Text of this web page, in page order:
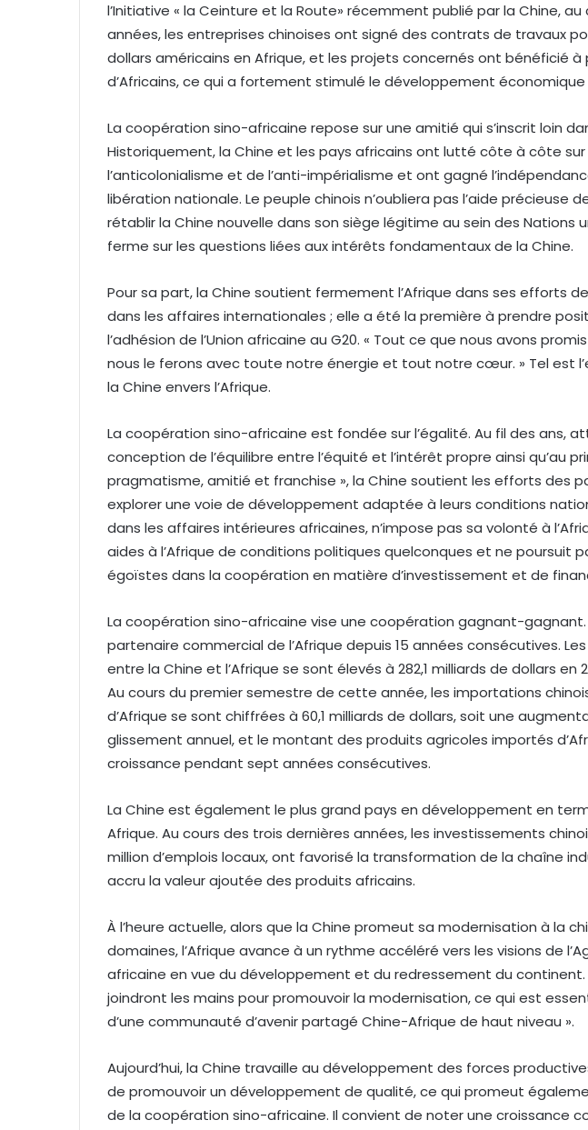
l’Initiative « la Ceinture et la Route» récemment publié par la Chine, au
années, les entreprises chinoises ont signé des contrats de travaux
dollars américains en Afrique, et les projets concernés ont bénéficié à
d’Africains, ce qui a fortement stimulé le développement
La coopération sino-africaine repose sur une amitié qui s’inscrit loin
Historiquement, la Chine et les pays africains ont lutté côte à côte sur
l’anticolonialisme et de l’anti-impérialisme et ont gagné
libération nationale. Le peuple chinois n’oubliera pas l’aide précieuse
rétablir la Chine nouvelle dans son siège légitime au sein des Nations
ferme sur les questions liées aux intérêts fondamentaux de la Chine.
Pour sa part, la Chine soutient fermement l’Afrique dans ses efforts
dans les affaires internationales ; elle a été la première à prendre
l’adhésion de l’Union africaine au G20. « Tout ce que nous avons
nous le ferons avec toute notre énergie et tout notre cœur. » Tel est
la Chine envers l’Afrique.
La coopération sino-africaine est fondée sur l’égalité. Au fil des ans,
conception de l’équilibre entre l’équité et l’intérêt propre ainsi qu’au
pragmatisme, amitié et franchise », la Chine soutient les efforts des
explorer une voie de développement adaptée à leurs conditions
dans les affaires intérieures africaines, n’impose pas sa volonté à
aides à l’Afrique de conditions politiques quelconques et ne poursuit
égoïstes dans la coopération en matière d’investissement et de
La coopération sino-africaine vise une coopération gagnant-gagnant.
partenaire commercial de l’Afrique depuis 15 années consécutives.
entre la Chine et l’Afrique se sont élevés à 282,1 milliards de dollars en
Au cours du premier semestre de cette année, les importations
d’Afrique se sont chiffrées à 60,1 milliards de dollars, soit une
glissement annuel, et le montant des produits agricoles importés
croissance pendant sept années consécutives.
La Chine est également le plus grand pays en développement en
Afrique. Au cours des trois dernières années, les investissements
million d’emplois locaux, ont favorisé la transformation de la chaîne
accru la valeur ajoutée des produits africains.
À l’heure actuelle, alors que la Chine promeut sa modernisation à la
domaines, l’Afrique avance à un rythme accéléré vers les visions de
africaine en vue du développement et du redressement du continent.
joindront les mains pour promouvoir la modernisation, ce qui est
d’une communauté d’avenir partagé Chine-Afrique de haut niveau ».
Aujourd’hui, la Chine travaille au développement des forces
de promouvoir un développement de qualité, ce qui promeut
de la coopération sino-africaine. Il convient de noter une croissance